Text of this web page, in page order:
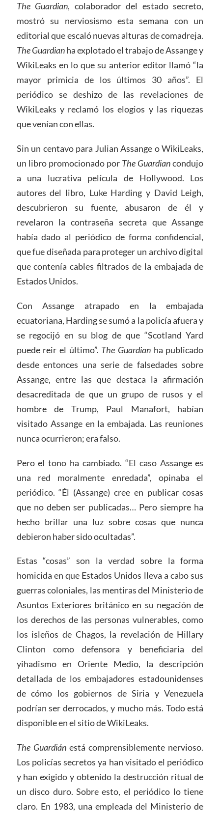
The Guardian, colaborador del estado secreto,
mostró su nerviosismo esta semana con un
editorial que escaló nuevas alturas de comadreja.
The Guardianha explotado el trabajo de Assange y
WikiLeaks en lo que su anterior editor llamó “la
mayor primicia de los últimos 30 años”. El
periódico se deshizo de las revelaciones de
WikiLeaks y reclamó los elogios y las riquezas
que venían con ellas.
Sin un centavo para Julian Assange o WikiLeaks,
un libro promocionado por The Guardiancondujo
a una lucrativa película de Hollywood. Los
autores del libro, Luke Harding y David Leigh,
descubrieron su fuente, abusaron de él y
revelaron la contraseña secreta que Assange
había dado al periódico de forma confidencial,
que fue diseñada para proteger un archivo digital
que contenía cables filtrados de la embajada de
Estados Unidos.
Con Assange atrapado en la embajada
ecuatoriana, Harding se sumó a la policía afuera y
se regocijó en su blog de que “Scotland Yard
puede reir el último”. The Guardian ha publicado
desde entonces una serie de falsedades sobre
Assange, entre las que destaca la afirmación
desacreditada de que un grupo de rusos y el
hombre de Trump, Paul Manafort, habían
visitado Assange en la embajada. Las reuniones
nunca ocurrieron; era falso.
Pero el tono ha cambiado. “El caso Assange es
una red moralmente enredada”, opinaba el
periódico. “Él (Assange) cree en publicar cosas
que no deben ser publicadas… Pero siempre ha
hecho brillar una luz sobre cosas que nunca
debieron haber sido ocultadas”.
Estas “cosas” son la verdad sobre la forma
homicida en que Estados Unidos lleva a cabo sus
guerras coloniales, las mentiras del Ministerio de
Asuntos Exteriores británico en su negación de
los derechos de las personas vulnerables, como
los isleños de Chagos, la revelación de Hillary
Clinton como defensora y beneficiaria del
yihadismo en Oriente Medio, la descripción
detallada de los embajadores estadounidenses
de cómo los gobiernos de Siria y Venezuela
podrían ser derrocados, y mucho más. Todo está
disponible en el sitio de WikiLeaks.
The Guardiánestá comprensiblemente nervioso.
Los policías secretos ya han visitado el periódico
y han exigido y obtenido la destrucción ritual de
un disco duro. Sobre esto, el periódico lo tiene
claro. En 1983, una empleada del Ministerio de